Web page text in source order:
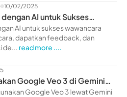
10/02/2025
AI untuk Sukses
AI untuk sukses wawancara
dapatkan feedback, dan
de... read more ....
Google Veo 3 di Gemini
Google Veo 3 lewat Gemini